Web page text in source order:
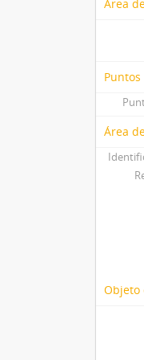
Área
Puntos
Área
Objeto